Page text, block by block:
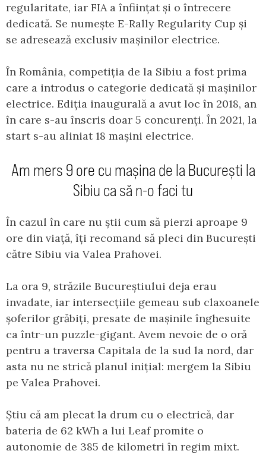
regularitate, iar FIA a înființat și o întrecere
dedicată. Se numește E-Rally Regularity Cup și
se adresează exclusiv mașinilor electrice.
În România, competiția de la Sibiu a fost prima
care a introdus o categorie dedicată și mașinilor
electrice. Ediția inaugurală a avut loc în 2018, an
în care s-au înscris doar 5 concurenți. În 2021, la
start s-au aliniat 18 mașini electrice.
Am mers 9 ore cu mașina de la București la
Sibiu ca să n-o faci tu
În cazul în care nu știi cum să pierzi aproape 9
ore din viață, îți recomand să pleci din București
către Sibiu via Valea Prahovei.
La ora 9, străzile Bucureștiului deja erau
invadate, iar intersecțiile gemeau sub claxoanele
șoferilor grăbiți, presate de mașinile înghesuite
ca într-un puzzle-gigant. Avem nevoie de o oră
pentru a traversa Capitala de la sud la nord, dar
asta nu ne strică planul inițial: mergem la Sibiu
pe Valea Prahovei.
Știu că am plecat la drum cu o electrică, dar
bateria de 62 kWh a lui Leaf promite o
autonomie de 385 de kilometri în regim mixt.